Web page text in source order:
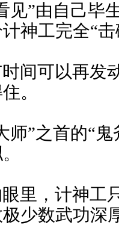
”由自己毕
神工完全“击
间可以再发
。
”之首的“
里，计神工
少数武功深